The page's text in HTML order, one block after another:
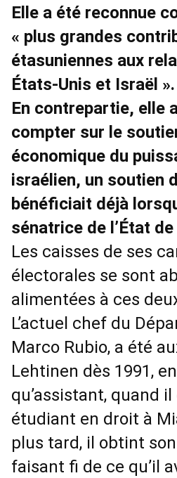
Elle a été reconnue
« plus grandes
étasuniennes aux
États-Unis et Israël ».
En contrepartie, elle
compter sur le
économique du
israélien, un soutien
bénéficiait déjà
sénatrice de l’État
Les caisses de ses
électorales se sont
alimentées à ces
L’actuel chef du
Marco Rubio, a été
Lehtinen dès 1991,
qu’assistant, quand
étudiant en droit à
plus tard, il obtint
faisant fi de ce qu’il